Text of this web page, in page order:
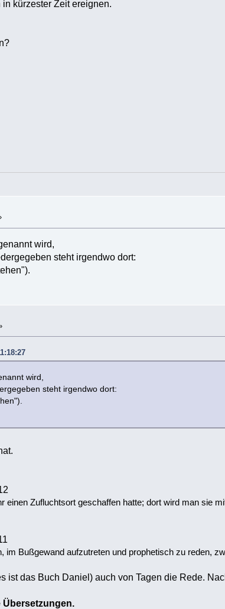
kürzester Zeit ereignen.
wird,
steht irgendwo dort:
wird,
steht irgendwo dort:
einen Zufluchtsort geschaffen hatte; dort wird man sie
im Bußgewand aufzutreten und prophetisch zu reden,
ist das Buch Daniel) auch von Tagen die Rede.
Übersetzungen.